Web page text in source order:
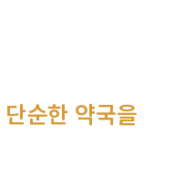
순한 약국을